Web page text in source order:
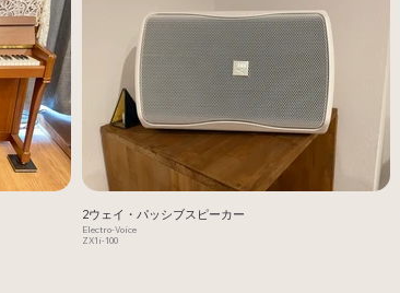
2ウェイ・パッシブスピーカー
Electro-Voice
ZX1i-100